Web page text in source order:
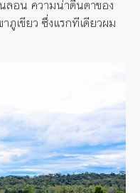
อน ความน่าตื่นตาของ
ภูเขียว ซึ่งแรกทีเดียวผม